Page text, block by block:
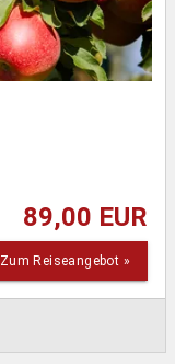
89,00 EUR
Zum Reiseangebot »